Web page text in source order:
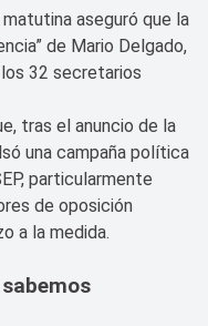
aseguró que la
de Mario Delgado,
32 secretarios
tras el anuncio de la
una campaña política
particularmente
de oposición
a la medida.